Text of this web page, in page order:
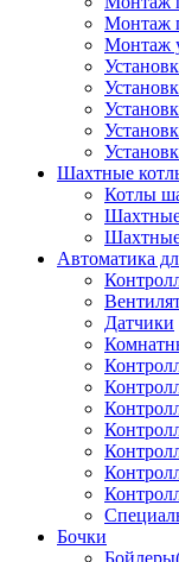
Монтаж
Монтаж
Шахтные
Котлы
Шахтные
Шахтные
Автоматика
Датчики
Бочки